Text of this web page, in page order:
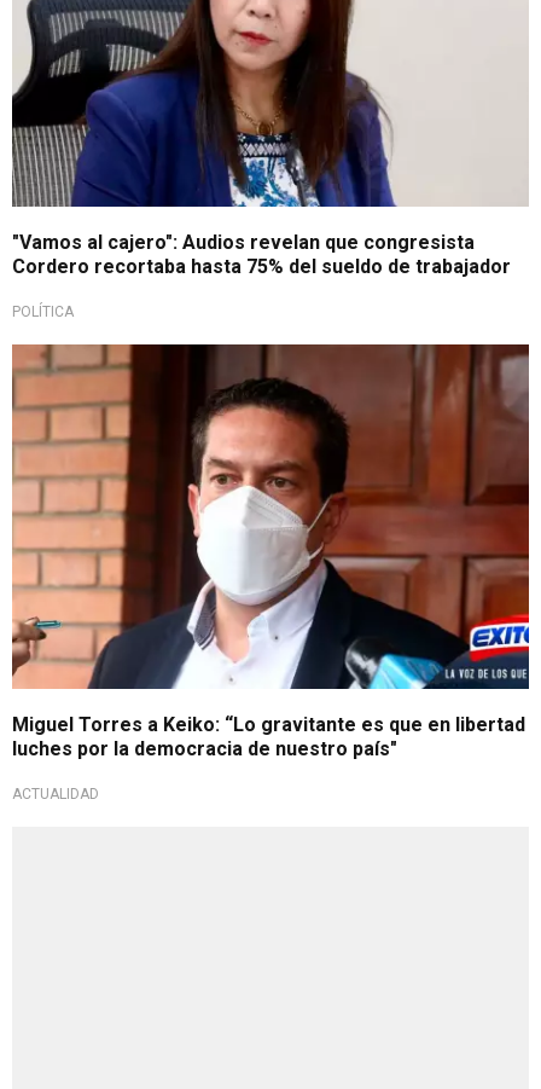
"Vamos al cajero": Audios revelan que congresista
Cordero recortaba hasta 75% del sueldo de trabajador
POLÍTICA
Miguel Torres a Keiko: “Lo gravitante es que en libertad
luches por la democracia de nuestro país"
ACTUALIDAD